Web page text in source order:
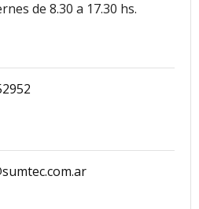
de 8.30 a 17.30 hs.